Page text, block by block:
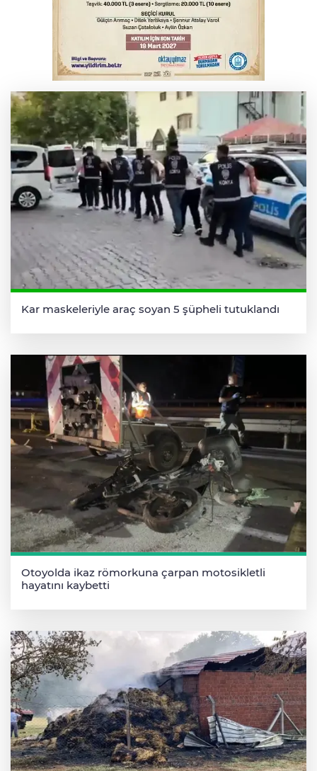
Serbest piyasada döviz fiyatları
Otomobil kanala uçtu: 2 yaralı
Kar maskeleriyle araç soyan 5 şüpheli tutuklandı
Otoyolda ikaz römorkuna çarpan motosikletli
hayatını kaybetti